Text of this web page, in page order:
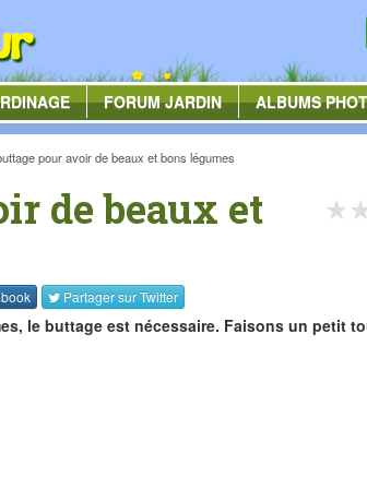
FORUMJARDIN ALBUMS
pour avoir de beaux et bons légumes
de beaux et
★
Partager surTwitter
le buttage est nécessaire. Faisons un petit